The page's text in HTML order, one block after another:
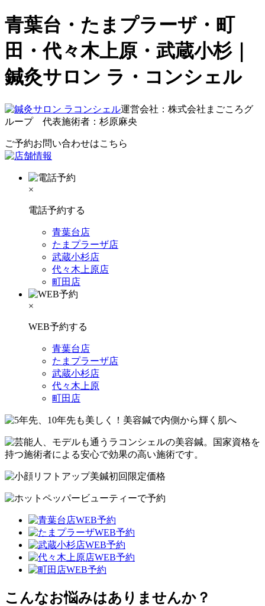
青葉台・たまプラーザ・町
田・代々木上原・武蔵小杉｜
鍼灸サロン ラ・コンシェル
運営会社：株式会社まごころグ
ループ 代表施術者：杉原麻央
ご予約お問い合わせはこちら
×
電話予約する
青葉台店
たまプラーザ店
武蔵小杉店
代々木上原店
町田店
×
WEB予約する
青葉台店
たまプラーザ店
武蔵小杉店
代々木上原
町田店
こんなお悩みはありませんか？